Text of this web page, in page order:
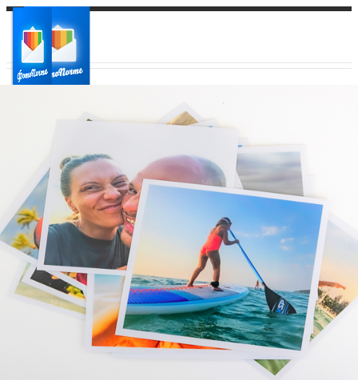
Ваш регион доставки
Выберите из списка: